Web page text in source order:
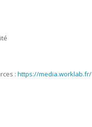
:https://media.worklab.fr/